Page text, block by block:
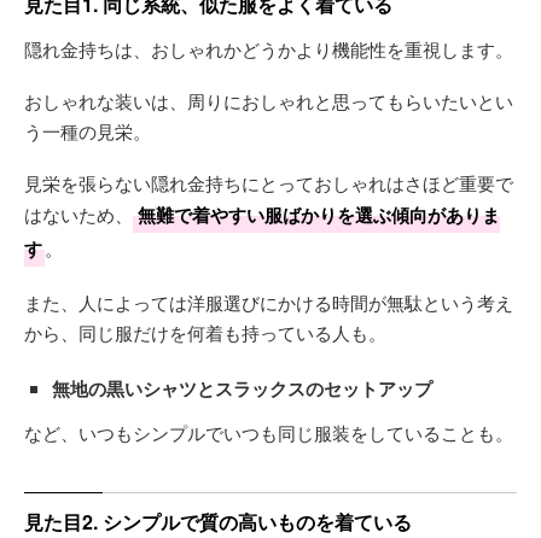
隠れ金持ちは、おしゃれかどうかより機能性を重視します。
おしゃれな装いは、周りにおしゃれと思ってもらいたいとい
う一種の見栄。
見栄を張らない隠れ金持ちにとっておしゃれはさほど重要で
はないため、
無難で着やすい服ばかりを選ぶ傾向がありま
す。
また、人によっては洋服選びにかける時間が無駄という考え
から、同じ服だけを何着も持っている人も。
無地の黒いシャツとスラックスのセットアップ
など、いつもシンプルでいつも同じ服装をしていることも。
見た目2. シンプルで質の高いものを着ている